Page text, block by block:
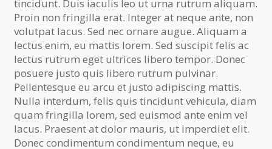
tincidunt. Duis iaculis leo ut urna rutrum aliquam.
Proin non fringilla erat. Integer at neque ante, non
volutpat lacus. Sed nec ornare augue. Aliquam a
lectus enim, eu mattis lorem. Sed suscipit felis ac
lectus rutrum eget ultrices libero tempor. Donec
posuere justo quis libero rutrum pulvinar.
Pellentesque eu arcu et justo adipiscing mattis.
Nulla interdum, felis quis tincidunt vehicula, diam
quam fringilla lorem, sed euismod ante enim vel
lacus. Praesent at dolor mauris, ut imperdiet elit.
Donec condimentum condimentum neque, eu